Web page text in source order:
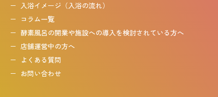
入浴イメージ（入浴の流れ）
コラム一覧
酵素風呂の開業や施設への導入を検討されている方へ
店舗運営中の方へ
よくある質問
お問い合わせ